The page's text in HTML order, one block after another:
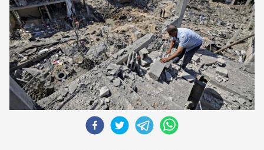
ARCHIVO
DECLARACIONES
OPINIÓN
ALTAMIRA RESPONDE
Política Obrera Revista
CONTACTO